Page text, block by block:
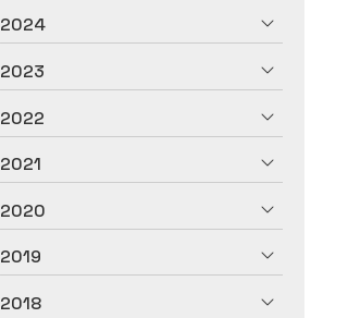
2024
2023
2022
2021
2020
2019
2018